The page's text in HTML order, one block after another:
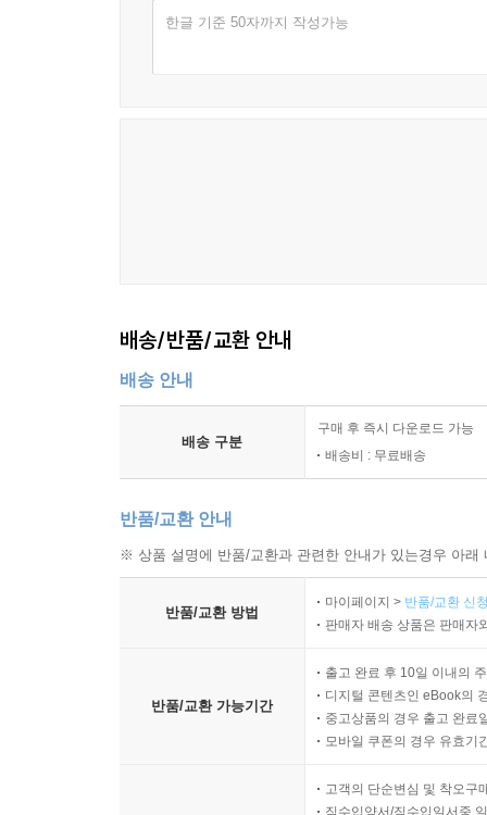
143진부함을 피하려고 무리하게 역설을 내세우지
144타인의 이익에서 출발해 당신의 목적에서 끝을
145아픈 손가락을 남에게 보이지 말라 164p
146사물의 내면을 파악하라 165p
147다가가기 어려운 사람이 되지 말라 166p
149악의적인 책임을 남에게 넘기는 법을 알라168p
150제값을 받는 법을 알아라 169p
151미리 생각하라 170p
152당신을 가리는 자와 동행하지 말라 171p
153전임자의 업적이 큰 곳을 메워야 할 때는 조심
155전략적으로 화를 내는 기술 174p
156친구는 당신이 스스로 선택하라 175p
157실수 없이 인격을 판단하라 177p
159어리석은 자들을 견뎌내라 179
한글 기준 50자까지 작성가능
배송/반품/교환 안내
배송 안내
배송 구분
구매 후 즉시 다운로드 가능
배송비 : 무료배송
반품/교환 안내
※ 상품 설명에 반품/교환과 관련한 안내가 있는경우 아
반품/교환 방법
마이페이지 > 반품/교환 신
판매자 배송 상품은 판매자
반품/교환 가능기간
출고 완료 후 10일 이내의
디지털 콘텐츠인 eBook의
중고상품의 경우 출고 완료
모바일 쿠폰의 경우 유효기
고객의 단순변심 및 착오구
직수입양서/직수입일서중